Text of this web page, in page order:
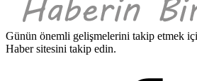
Günün önemli gelişmelerini takip etmek
Haber sitesini takip edin.